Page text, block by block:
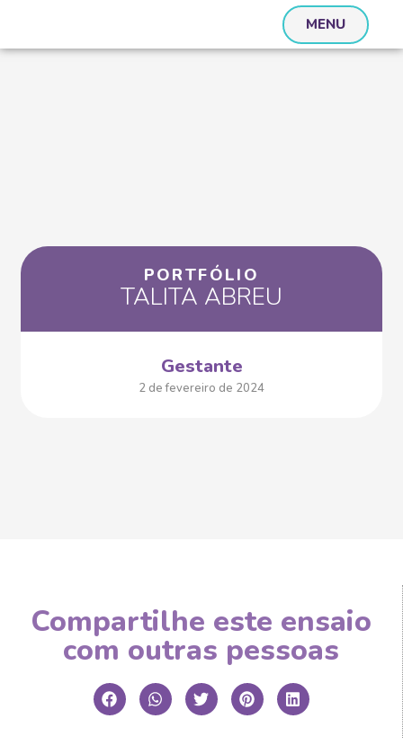
MENU
PORTFÓLIO
TALITA ABREU
Gestante
2 de fevereiro de 2024
Compartilhe este ensaio
com outras pessoas